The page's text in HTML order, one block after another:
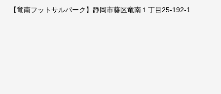
【竜南フットサルパーク】静岡市葵区竜南１丁目25-192-1